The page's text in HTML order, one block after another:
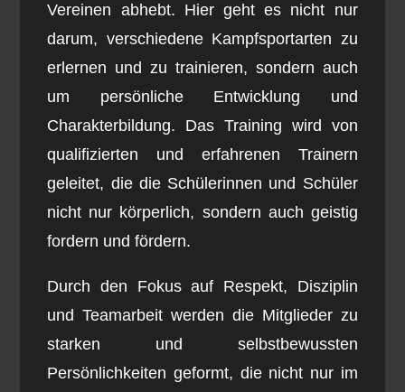
Vereinen abhebt. Hier geht es nicht nur
darum, verschiedene Kampfsportarten zu
erlernen und zu trainieren, sondern auch
um persönliche Entwicklung und
Charakterbildung. Das Training wird von
qualifizierten und erfahrenen Trainern
geleitet, die die Schülerinnen und Schüler
nicht nur körperlich, sondern auch geistig
fordern und fördern.
Durch den Fokus auf Respekt, Disziplin
und Teamarbeit werden die Mitglieder zu
starken und selbstbewussten
Persönlichkeiten geformt, die nicht nur im